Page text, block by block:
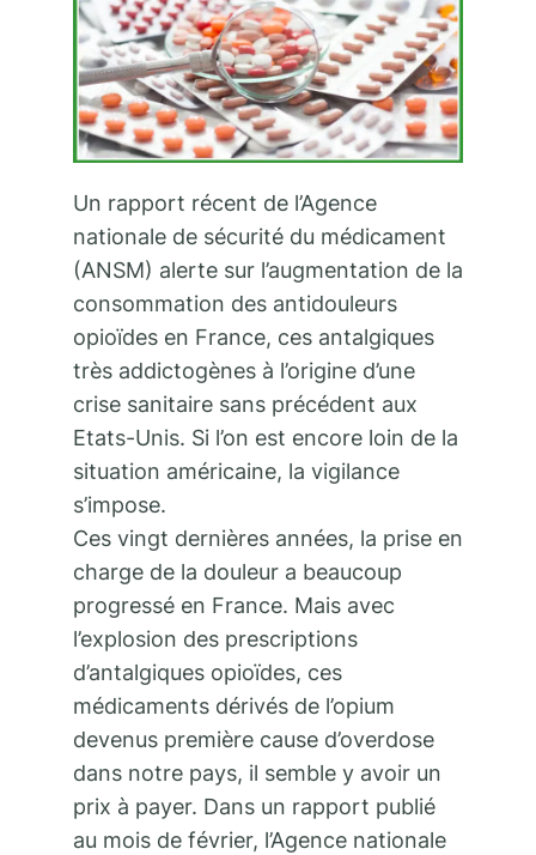
Un rapport récent de l’Agence
nationale de sécurité du médicament
(ANSM) alerte sur l’augmentation de la
consommation des antidouleurs
opioïdes en France, ces antalgiques
très addictogènes à l’origine d’une
crise sanitaire sans précédent aux
Etats-Unis. Si l’on est encore loin de la
situation américaine, la vigilance
s’impose.
Ces vingt dernières années, la prise en
charge de la douleur a beaucoup
progressé en France. Mais avec
l’explosion des prescriptions
d’antalgiques opioïdes, ces
médicaments dérivés de l’opium
devenus première cause d’overdose
dans notre pays, il semble y avoir un
prix à payer. Dans un rapport publié
au mois de février, l’Agence nationale